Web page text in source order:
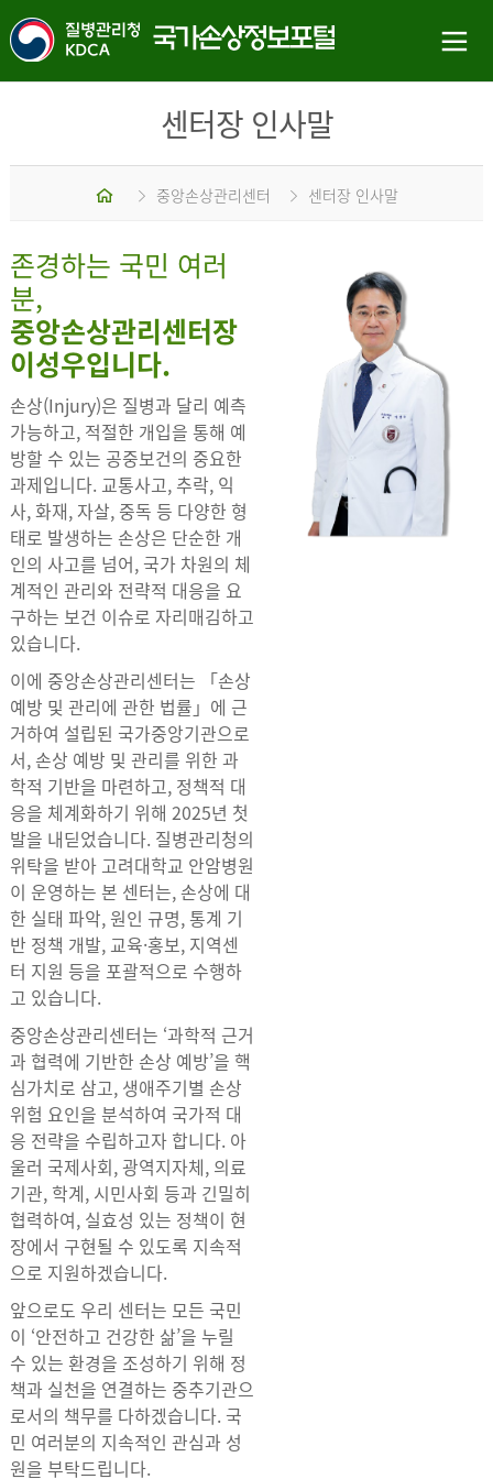
센터장 인사말
중앙손상관리센터 센터장 인사말
존경하는 국민 여러
분,
중앙손상관리센터장
이성우입니다.
손상(Injury)은 질병과 달리 예측
가능하고, 적절한 개입을 통해 예
방할 수 있는 공중보건의 중요한
과제입니다. 교통사고, 추락, 익
사, 화재, 자살, 중독 등 다양한 형
태로 발생하는 손상은 단순한 개
인의 사고를 넘어, 국가 차원의 체
계적인 관리와 전략적 대응을 요
구하는 보건 이슈로 자리매김하고
있습니다.
이에 중앙손상관리센터는 「손상
예방 및 관리에 관한 법률」에 근
거하여 설립된 국가중앙기관으로
서, 손상 예방 및 관리를 위한 과
학적 기반을 마련하고, 정책적 대
응을 체계화하기 위해 2025년 첫
발을 내딛었습니다. 질병관리청의
위탁을 받아 고려대학교 안암병원
이 운영하는 본 센터는, 손상에 대
한 실태 파악, 원인 규명, 통계 기
반 정책 개발, 교육·홍보, 지역센
터 지원 등을 포괄적으로 수행하
고 있습니다.
중앙손상관리센터는 ‘과학적 근거
과 협력에 기반한 손상 예방’을 핵
심가치로 삼고, 생애주기별 손상
위험 요인을 분석하여 국가적 대
응 전략을 수립하고자 합니다. 아
울러 국제사회, 광역지자체, 의료
기관, 학계, 시민사회 등과 긴밀히
협력하여, 실효성 있는 정책이 현
장에서 구현될 수 있도록 지속적
으로 지원하겠습니다.
앞으로도 우리 센터는 모든 국민
이 ‘안전하고 건강한 삶’을 누릴
수 있는 환경을 조성하기 위해 정
책과 실천을 연결하는 중추기관으
로서의 책무를 다하겠습니다. 국
민 여러분의 지속적인 관심과 성
원을 부탁드립니다.